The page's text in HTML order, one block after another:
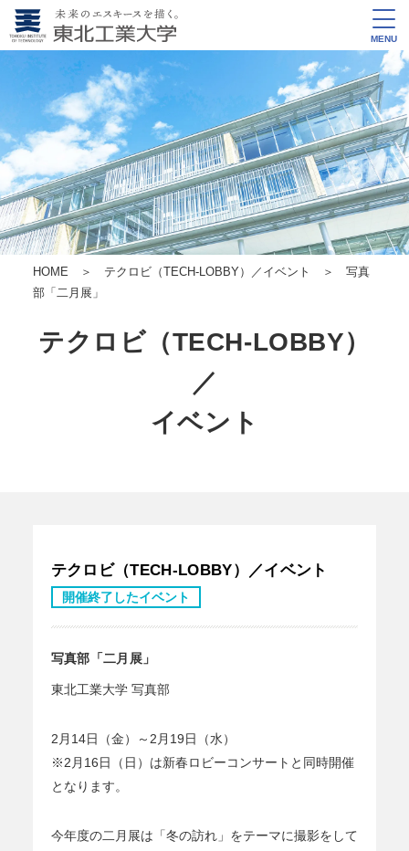
MENU
HOME ＞ テクロビ（TECH-LOBBY）／イベント
＞ 写真
部「二月展」
テクロビ（TECH-LOBBY）
／
イベント
テクロビ（TECH-LOBBY）／イベント
開催終了したイベント
写真部「二月展」
東北工業大学 写真部
2月14日（金）～2月19日（水）
※2月16日（日）は新春ロビーコンサートと同時開催
となります。
今年度の二月展は「冬の訪れ」をテーマに撮影をして